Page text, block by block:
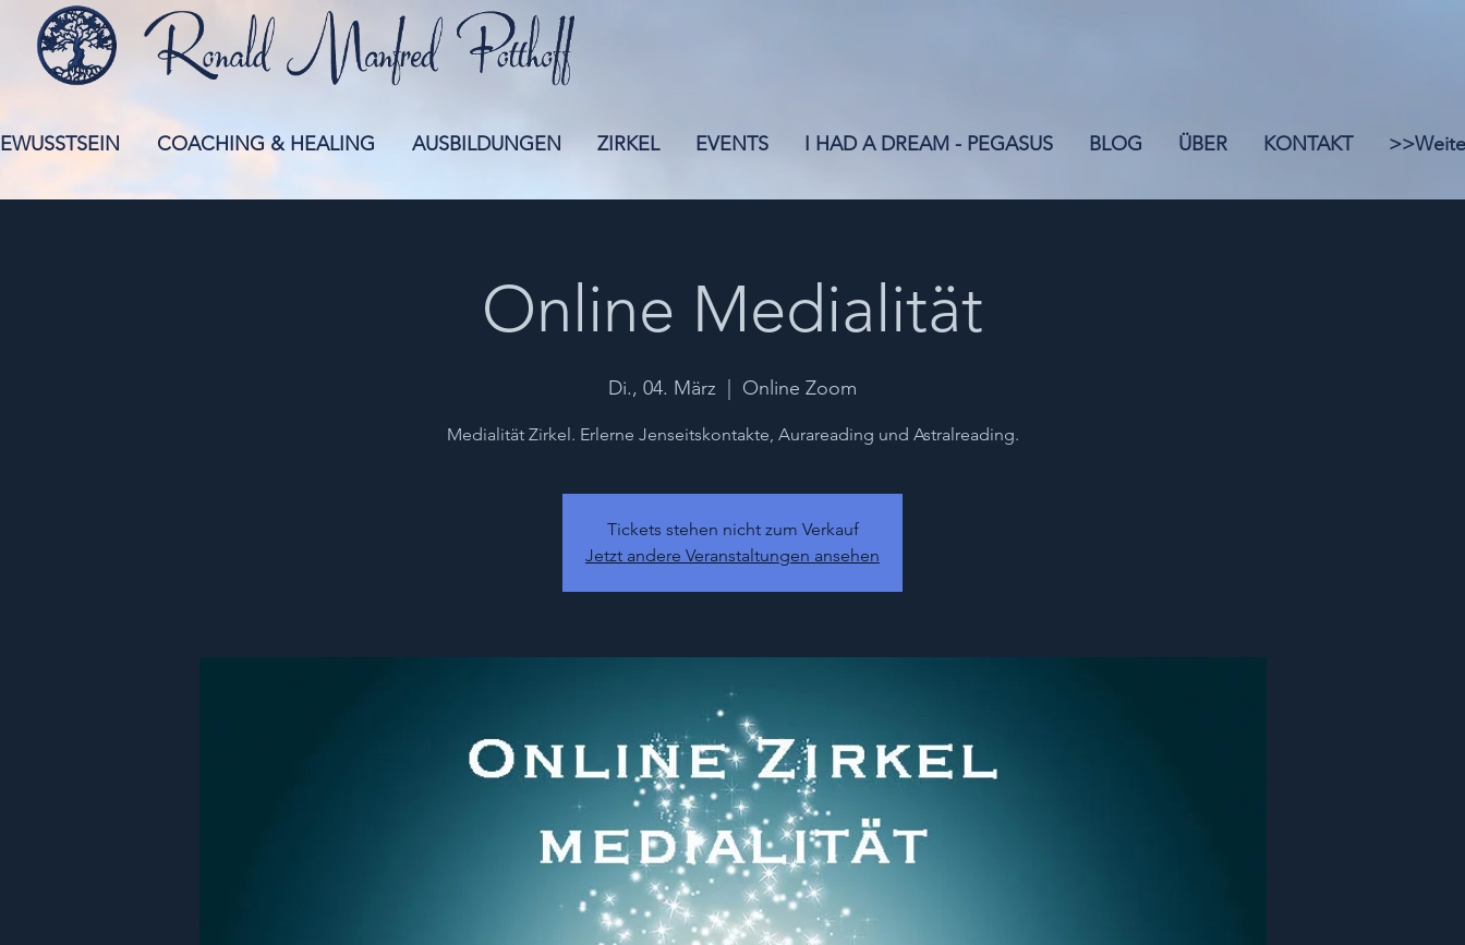
COACHING & HEALING AUSBILDUNGEN ZIRKEL EVENTS I HAD A DREAM - PEGASUS BLOG ÜBER KONTAKT
Online Medialität
Di., 04. März Online Zoom
Medialität Zirkel. Erlerne Jenseitskontakte, Aurareading und Astralreading.
Tickets stehen nicht zum Verkauf
Jetzt andere Veranstaltungen ansehen